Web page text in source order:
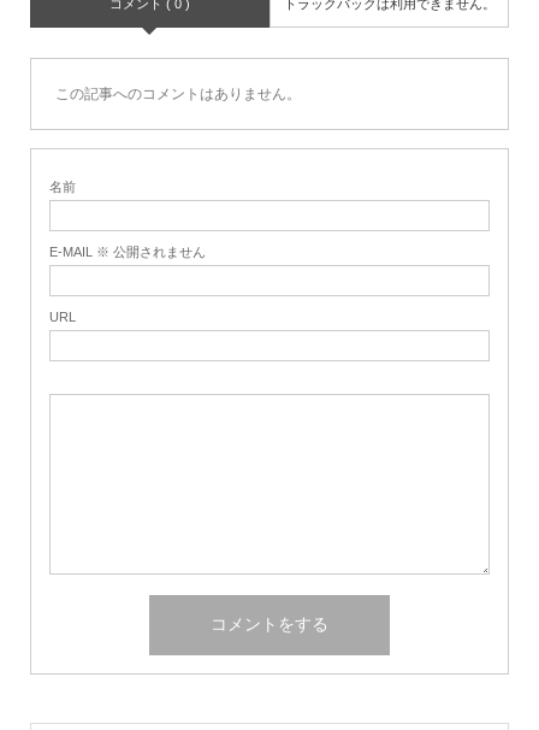
コメント ( 0 ) トラックバックは利用できません。
この記事へのコメントはありません。
名前
E-MAIL ※ 公開されません
URL